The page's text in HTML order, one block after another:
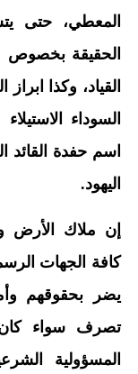
المعطي، حتى
الحقيقة بخصوص
القياد، وكذا
السوداء
اسم حفدة القائد
اليهود.
إن ملاك الأرض
كافة الجهات
يضر بحقوقهم
تصرف سواء كان
المسؤولية